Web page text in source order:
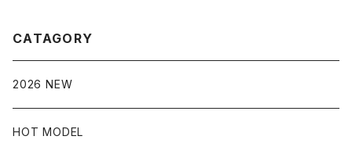
CATAGORY
2026 NEW
HOT MODEL